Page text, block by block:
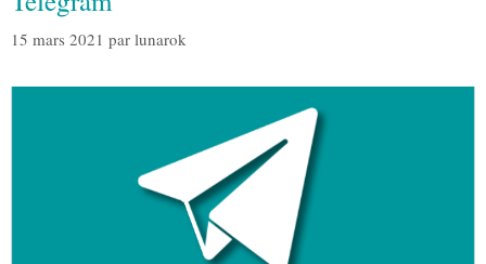
15 mars 2021 par lunarok